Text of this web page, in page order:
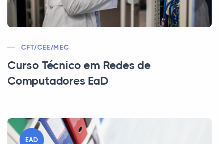
CFT/CEE/MEC
Curso Técnico em Redes de
Computadores EaD
EAD